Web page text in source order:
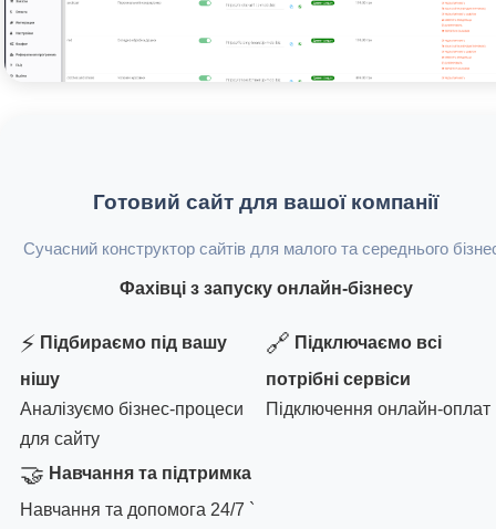
Готовий сайт для вашої компанії
Сучасний конструктор сайтів для малого та середнього
Фахівці з запуску онлайн-бізнесу
⚡ Підбираємо під вашу
нішу
Аналізуємо бізнес-процеси
для сайту
🔗 Підключаємо всі
потрібні сервіси
Підключення онлайн-оплат
🤝 Навчання та підтримка
Навчання та допомога 24/7 `